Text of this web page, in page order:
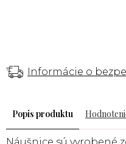
Informácie o
Popis